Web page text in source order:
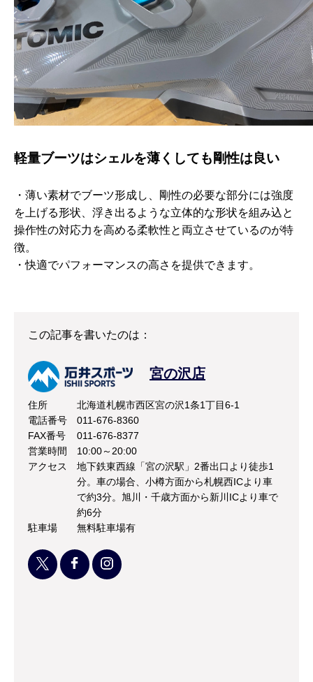
軽量ブーツはシェルを薄くしても剛性は良い
・薄い素材でブーツ形成し、剛性の必要な部分には強度
を上げる形状、浮き出るような立体的な形状を組み込と
操作性の対応力を高める柔軟性と両立させているのが特
徴。
・快適でパフォーマンスの高さを提供できます。
この記事を書いたのは：
宮の沢店
住所
北海道札幌市西区宮の沢1条1丁目6-1
電話番号
011-676-8360
FAX番号
011-676-8377
営業時間
10:00～20:00
アクセス
地下鉄東西線「宮の沢駅」2番出口より徒歩1
分。車の場合、小樽方面から札幌西ICより車
で約3分。旭川・千歳方面から新川ICより車で
約6分
駐車場
無料駐車場有